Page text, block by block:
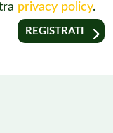
privacy policy.
REGISTRATI